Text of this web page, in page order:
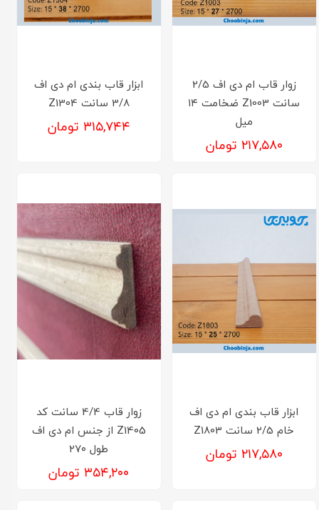
زوار قاب ام دی اف 2/5
سانت Z1003 ضخامت ۱۴
میل
۲۱۷,۵۸۰ تومان
ابزار قاب بندی ام دی اف
3/8 سانت Z1304
۳۱۵,۷۴۴ تومان
ابزار قاب بندی ام دی اف
خام 2/5 سانت Z1803
۲۱۷,۵۸۰ تومان
زوار قاب 4/4 سانت کد
Z1405 از جنس ام دی اف
طول ۲۷۰
۳۵۴,۲۰۰ تومان